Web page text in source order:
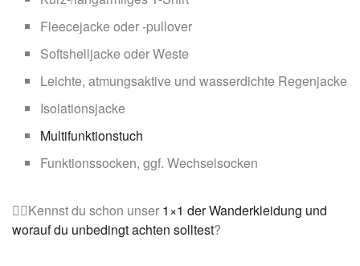
Fleecejacke oder -pullover
Softshelljacke oder Weste
Leichte, atmungsaktive und wasserdichte Regenjacke
Isolationsjacke
Multifunktionstuch
Funktionssocken, ggf. Wechselsocken
☝🏼Kennst du schon unser 1×1 der Wanderkleidung und
worauf du unbedingt achten solltest?